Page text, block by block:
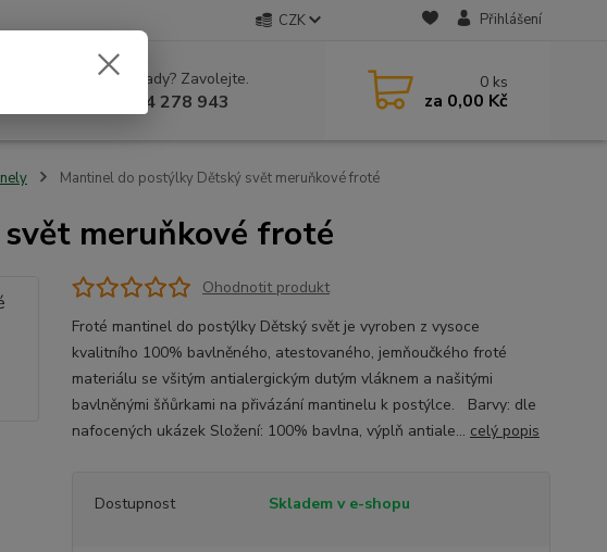
CZK Přihlášení
Nevíte si rady? Zavolejte.
+420 604 278 943
0 ks
za 0,00 Kč
Mantinel do postýlky Dětský svět meruňkové froté
meruňkové froté
Ohodnotit produkt
Froté mantinel do postýlky Dětský svět je vyroben z vysoce
kvalitního 100% bavlněného, atestovaného, jemňoučkého froté
materiálu se všitým antialergickým dutým vláknem a našitými
bavlněnými šňůrkami na přivázání mantinelu k postýlce. Barvy: dle
nafocených ukázek Složení: 100% bavlna, výplň antiale... celý popis
Dostupnost Skladem v e-shopu